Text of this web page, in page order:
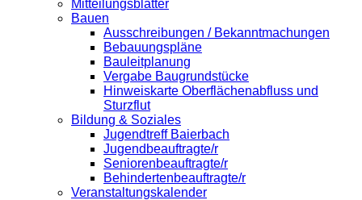
Mitteilungsblätter
Bauen
Ausschreibungen / Bekanntmachungen
Bebauungspläne
Bauleitplanung
Vergabe Baugrundstücke
Hinweiskarte Oberflächenabfluss und
Sturzflut
Bildung & Soziales
Jugendtreff Baierbach
Jugendbeauftragte/r
Seniorenbeauftragte/r
Behindertenbeauftragte/r
Veranstaltungskalender